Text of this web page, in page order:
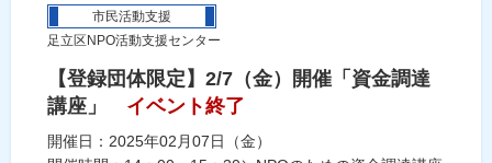
市民活動支援
足立区NPO活動支援センター
【登録団体限定】2/7（金）開催「資金調達
講座」
イベント終了
開催日：2025年02月07日（金）